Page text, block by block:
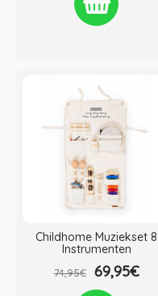
Childhome Muziekset 8
Instrumenten
74,95€ 69,95€